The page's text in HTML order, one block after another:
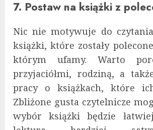
7. Postaw na książki z
Nic nie motywuje do
książki, które zostały
którym ufamy. Warto
przyjaciółmi, rodziną, a
pracy o książkach, które ich
Zbliżone gusta czytelnicze
wybór książki będzie